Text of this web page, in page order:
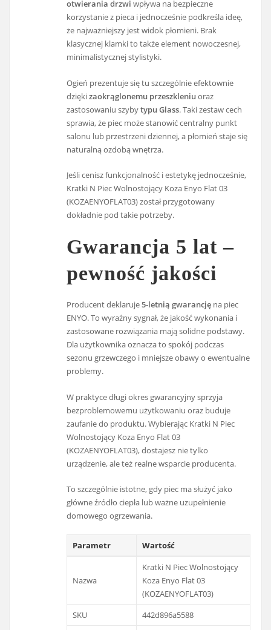
otwierania drzwi wpływa na bezpieczne
korzystanie z pieca i jednocześnie podkreśla ideę,
że najważniejszy jest widok płomieni. Brak
klasycznej klamki to także element nowoczesnej,
minimalistycznej stylistyki.
Ogień prezentuje się tu szczególnie efektownie
dziękizaokrąglonemu przeszkleniuoraz
zastosowaniu szybytypu Glass. Taki zestaw cech
sprawia, że piec może stanowić centralny punkt
salonu lub przestrzeni dziennej, a płomień staje się
naturalną ozdobą wnętrza.
Jeśli cenisz funkcjonalność i estetykę jednocześnie,
Kratki N Piec Wolnostojący Koza Enyo Flat 03
(KOZAENYOFLAT03) został przygotowany
dokładnie pod takie potrzeby.
Gwarancja 5 lat –
pewność jakości
Producent deklaruje5-letnią gwarancję na piec
ENYO. To wyraźny sygnał, że jakość wykonania i
zastosowane rozwiązania mają solidne podstawy.
Dla użytkownika oznacza to spokój podczas
sezonu grzewczego i mniejsze obawy o ewentualne
problemy.
W praktyce długi okres gwarancyjny sprzyja
bezproblemowemu użytkowaniu oraz buduje
zaufanie do produktu. Wybierając Kratki N Piec
Wolnostojący Koza Enyo Flat 03
(KOZAENYOFLAT03), dostajesz nie tylko
urządzenie, ale też realne wsparcie producenta.
To szczególnie istotne, gdy piec ma służyć jako
główne źródło ciepła lub ważne uzupełnienie
domowego ogrzewania.
Parametr Wartość
Nazwa
Kratki N Piec Wolnostojący
Koza Enyo Flat 03
(KOZAENYOFLAT03)
SKU
442d896a5588